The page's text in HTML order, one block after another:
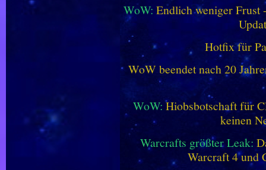
WoW: Endlich weniger
Hotfix für
WoW beendet nach 20
WoW: Hiobsbotschaft für
keinen
Warcrafts größter Leak:
Warcraft 4 und